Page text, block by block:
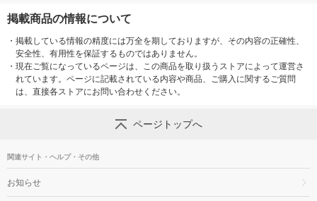
掲載商品の情報について
・ 掲載している情報の精度には万全を期しておりますが、その内容の正確性、
安全性、有用性を保証するものではありません。
・ 現在ご覧になっているページは、この商品を取り扱うストアによって運営さ
れています。ページに記載されている内容や商品、ご購入に関するご質問
は、直接各ストアにお問い合わせください。
ページトップへ
関連サイト・ヘルプ・その他
お知らせ